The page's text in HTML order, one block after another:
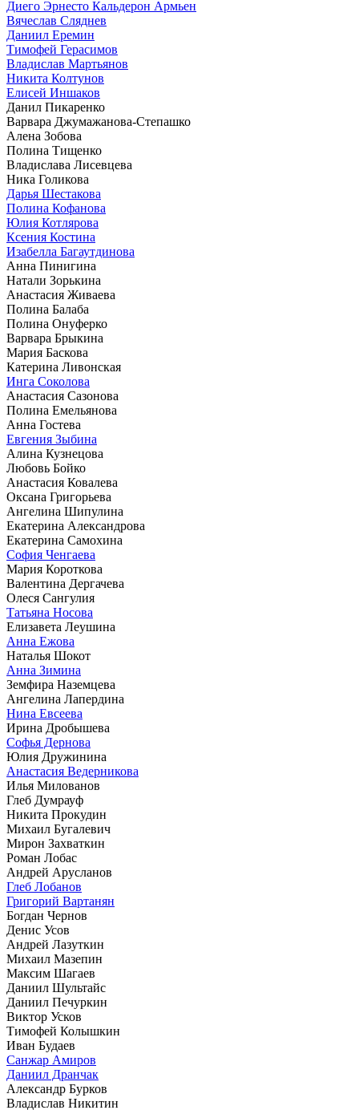
Диего Эрнесто Кальдерон Армьен
Вячеслав Сляднев
Даниил Еремин
Тимофей Герасимов
Владислав Мартьянов
Никита Колтунов
Елисей Иншаков
Данил Пикаренко
Варвара Джумажанова-Степашко
Алена Зобова
Полина Тищенко
Владислава Лисевцева
Ника Голикова
Дарья Шестакова
Полина Кофанова
Юлия Котлярова
Ксения Костина
Изабелла Багаутдинова
Анна Пинигина
Натали Зорькина
Анастасия Живаева
Полина Балаба
Полина Онуферко
Варвара Брыкина
Мария Баскова
Катерина Ливонская
Инга Соколова
Анастасия Сазонова
Полина Емельянова
Анна Гостева
Евгения Зыбина
Алина Кузнецова
Любовь Бойко
Анастасия Ковалева
Оксана Григорьева
Ангелина Шипулина
Екатерина Александрова
Екатерина Самохина
София Ченгаева
Мария Короткова
Валентина Дергачева
Олеся Сангулия
Татьяна Носова
Елизавета Леушина
Анна Ежова
Наталья Шокот
Анна Зимина
Земфира Наземцева
Ангелина Лапердина
Нина Евсеева
Ирина Дробышева
Софья Дернова
Юлия Дружинина
Анастасия Ведерникова
Илья Милованов
Глеб Думрауф
Никита Прокудин
Михаил Бугалевич
Мирон Захваткин
Роман Лобас
Андрей Арусланов
Глеб Лобанов
Григорий Вартанян
Богдан Чернов
Денис Усов
Андрей Лазуткин
Михаил Мазепин
Максим Шагаев
Даниил Шультайс
Даниил Печуркин
Виктор Усков
Тимофей Колышкин
Иван Будаев
Санжар Амиров
Даниил Дранчак
Александр Бурков
Владислав Никитин